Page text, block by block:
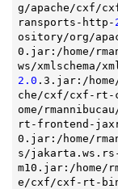
g/apache/cxf/
ransports-http-
ository/org/
0.jar:/home/
ws/xmlschema/
2.0 .3.jar:/
che/cxf/cxf-rt-
ome/
rt-frontend-
0.jar:/home/
s/
m10.jar:/home/
e/cxf/cxf-rt-